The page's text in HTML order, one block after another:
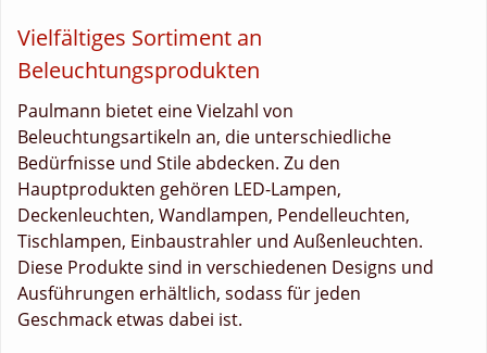
Vielfältiges Sortiment an
Beleuchtungsprodukten
Paulmann bietet eine Vielzahl von
Beleuchtungsartikeln an, die unterschiedliche
Bedürfnisse und Stile abdecken. Zu den
Hauptprodukten gehören LED-Lampen,
Deckenleuchten, Wandlampen, Pendelleuchten,
Tischlampen, Einbaustrahler und Außenleuchten.
Diese Produkte sind in verschiedenen Designs und
Ausführungen erhältlich, sodass für jeden
Geschmack etwas dabei ist.